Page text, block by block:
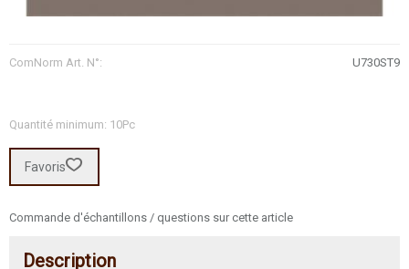
ComNorm Art. N°: U730ST9
Quantité minimum: 10Pc
Favoris
Commande d'échantillons / questions sur cette article
Description